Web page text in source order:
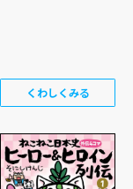
くわしくみる